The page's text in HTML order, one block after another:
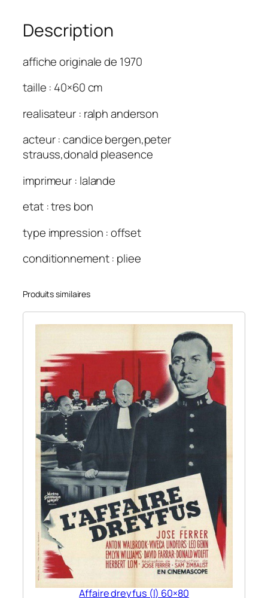
Description
affiche originale de 1970
taille : 40×60 cm
realisateur : ralph anderson
acteur : candice bergen,peter
strauss,donald pleasence
imprimeur : lalande
etat : tres bon
type impression : offset
conditionnement : pliee
Produits similaires
Affaire dreyfus (l) 60×80